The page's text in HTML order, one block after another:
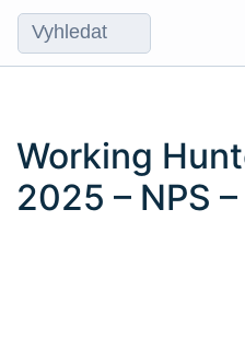
Working
2025 – NPS